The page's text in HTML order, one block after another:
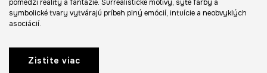
pomedzí reality a fantázie. Surrealistické motívy, sýte farby a
symbolické tvary vytvárajú príbeh plný emócií, intuície a neobvyklých
asociácií.
Zistite viac